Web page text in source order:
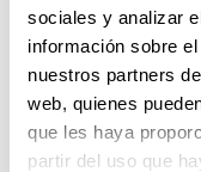
sociales y analizar
información sobre
nuestros partners
web, quienes
que les haya
partir del uso que
Todos los
CPU
Intel Xeon